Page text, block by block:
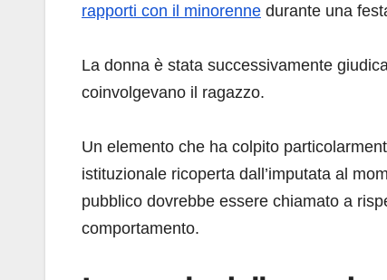
rapporti con il minorenne durante una
La donna è stata successivamente
coinvolgevano il ragazzo.
Un elemento che ha colpito
istituzionale ricoperta dall’imputata al
pubblico dovrebbe essere chiamato a
comportamento.